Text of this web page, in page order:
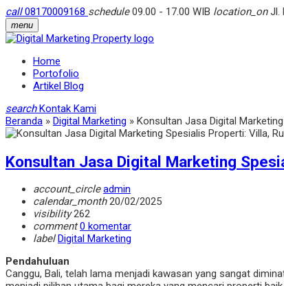
call08170009168 schedule09.00 - 17.00 WIB location_onJl.
menu
Home
Portofolio
Artikel Blog
search Kontak Kami
Beranda » Digital Marketing » Konsultan Jasa Digital
Konsultan Jasa Digital Marketing
account_circle admin
calendar_month20/02/2025
visibility262
comment 0 komentar
label Digital Marketing
Pendahuluan
Canggu, Bali, telah lama menjadi kawasan yang sangat